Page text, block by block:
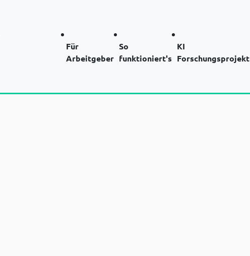
Für
Arbeitgeber
So
funktioniert's
KI
Forschungsprojekt